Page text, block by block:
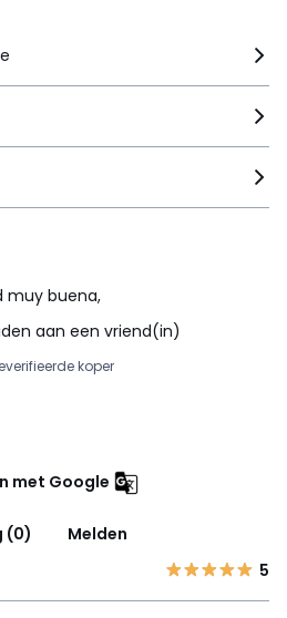
muy buena,
aan een vriend(in)
koper
met Google
(0)
Melden
5